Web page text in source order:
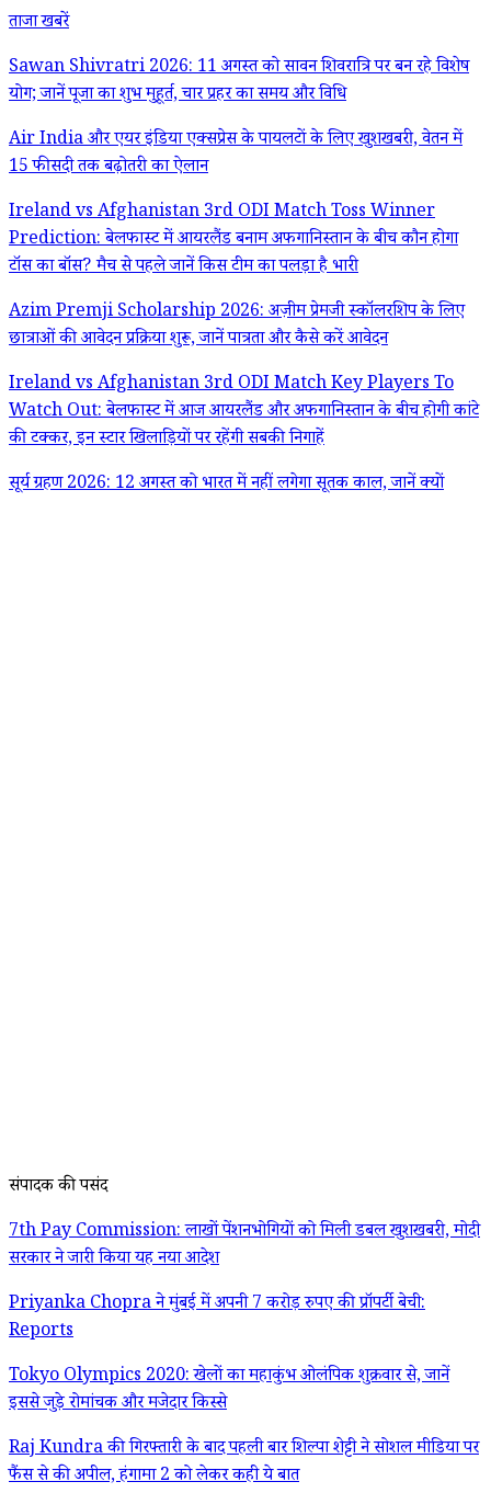
ताजा खबरें
Sawan Shivratri 2026: 11 अगस्त को सावन शिवरात्रि पर बन रहे विशेष
योग; जानें पूजा का शुभ मुहूर्त, चार प्रहर का समय और विधि
Air India और एयर इंडिया एक्सप्रेस के पायलटों के लिए खुशखबरी, वेतन में
15 फीसदी तक बढ़ोतरी का ऐलान
Ireland vs Afghanistan 3rd ODI Match Toss Winner
Prediction: बेलफास्ट में आयरलैंड बनाम अफगानिस्तान के बीच कौन होगा
टॉस का बॉस? मैच से पहले जानें किस टीम का पलड़ा है भारी
Azim Premji Scholarship 2026: अज़ीम प्रेमजी स्कॉलरशिप के लिए
छात्राओं की आवेदन प्रक्रिया शुरू, जानें पात्रता और कैसे करें आवेदन
Ireland vs Afghanistan 3rd ODI Match Key Players To
Watch Out: बेलफास्ट में आज आयरलैंड और अफगानिस्तान के बीच होगी कांटे
की टक्कर, इन स्टार खिलाड़ियों पर रहेंगी सबकी निगाहें
सूर्य ग्रहण 2026: 12 अगस्त को भारत में नहीं लगेगा सूतक काल, जानें क्यों
संपादक की पसंद
7th Pay Commission: लाखों पेंशनभोगियों को मिली डबल खुशखबरी, मोदी
सरकार ने जारी किया यह नया आदेश
Priyanka Chopra ने मुंबई में अपनी 7 करोड़ रुपए की प्रॉपर्टी बेची:
Reports
Tokyo Olympics 2020: खेलों का महाकुंभ ओलंपिक शुक्रवार से, जानें
इससे जुड़े रोमांचक और मजेदार किस्से
Raj Kundra की गिरफ्तारी के बाद पहली बार शिल्पा शेट्टी ने सोशल मीडिया पर
फैंस से की अपील, हंगामा 2 को लेकर कही ये बात